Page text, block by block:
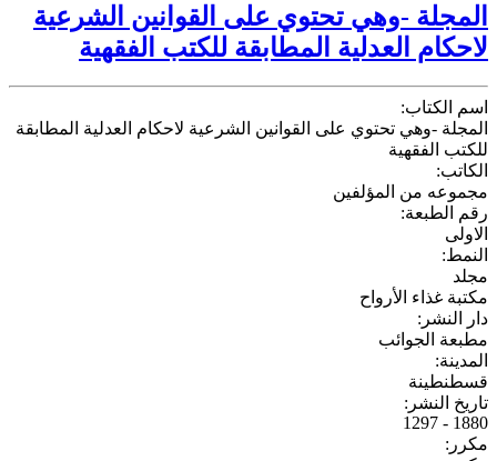
المجلة -وهي تحتوي على القوانين الشرعية
لاحكام العدلية المطابقة للكتب الفقهية
اسم الكتاب:
المجلة -وهي تحتوي على القوانين الشرعية لاحكام العدلية المطابقة
للكتب الفقهية
الكاتب:
مجموعه من المؤلفين
رقم الطبعة:
الاولى
النمط:
مجلد
مكتبة غذاء الأرواح
دار النشر:
مطبعة الجوائب
المدينة:
قسطنطينة
تاريخ النشر:
1880 - 1297
مكرر: